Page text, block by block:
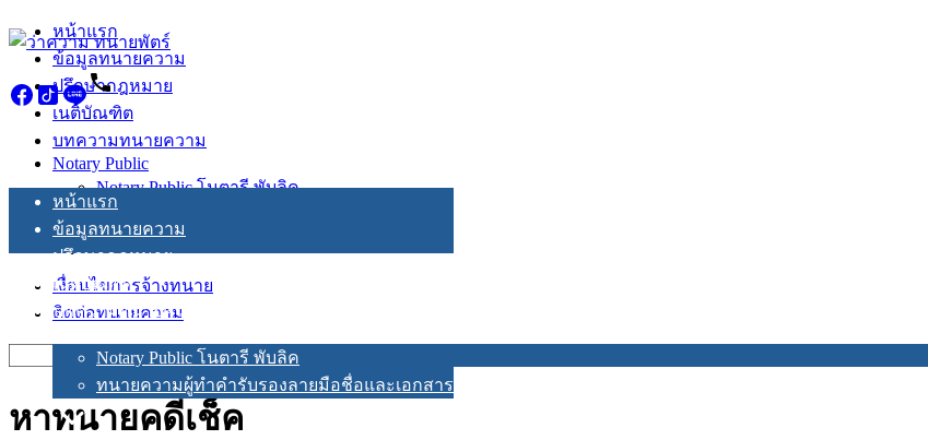
Skip
to
content
หน้าแรก
ข้อมูลทนายความ
ปรึกษากฎหมาย
เนติบัณฑิต
บทความทนายความ
Notary Public โนตารี พับลิค
ทนายความผู้ทำคำรับรองลายมือชื่อและเอกสาร
หน้าแรก
ข้อมูลทนายความ
ปรึกษากฎหมาย
เนติบัณฑิต
บทความทนายความ
Notary Public
Notary Public โนตารี พับลิค
ทนายความผู้ทำคำรับรองลายมือชื่อและเอกสาร
เงื่อนไขการจ้างทนาย
ติดต่อทนายความ
for:
หาทนายคดีเช็ค